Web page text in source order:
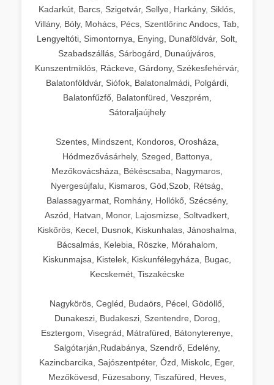
Kadarkút, Barcs, Szigetvár, Sellye, Harkány, Siklós,
Villány, Bóly, Mohács, Pécs, Szentlőrinc Andocs, Tab,
Lengyeltóti, Simontornya, Enying, Dunaföldvár, Solt,
Szabadszállás, Sárbogárd, Dunaújváros,
Kunszentmiklós, Ráckeve, Gárdony, Székesfehérvár,
Balatonföldvár, Siófok, Balatonalmádi, Polgárdi,
Balatonfűzfő, Balatonfüred, Veszprém,
Sátoraljaújhely
Szentes, Mindszent, Kondoros, Orosháza,
Hódmezővásárhely, Szeged, Battonya,
Mezőkovácsháza, Békéscsaba, Nagymaros,
Nyergesújfalu, Kismaros, Göd,Szob, Rétság,
Balassagyarmat, Romhány, Hollókő, Szécsény,
Aszód, Hatvan, Monor, Lajosmizse, Soltvadkert,
Kiskőrös, Kecel, Dusnok, Kiskunhalas, Jánoshalma,
Bácsalmás, Kelebia, Röszke, Mórahalom,
Kiskunmajsa, Kistelek, Kiskunfélegyháza, Bugac,
Kecskemét, Tiszakécske
Nagykörös, Cegléd, Budaörs, Pécel, Gödöllő,
Dunakeszi, Budakeszi, Szentendre, Dorog,
Esztergom, Visegrád, Mátrafüred, Bátonyterenye,
Salgótarján,Rudabánya, Szendrő, Edelény,
Kazincbarcika, Sajószentpéter, Ózd, Miskolc, Eger,
Mezőkövesd, Füzesabony, Tiszafüred, Heves,